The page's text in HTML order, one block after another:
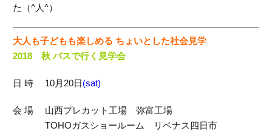
た（^人^）
大人も子どもも楽しめる ちょいとした社会見学
2018 秋 バスで行く見学会
日 時 10月20日(sat)
会 場 山西プレカット工場 弥富工場
TOHOガスショールーム リベナス四日市